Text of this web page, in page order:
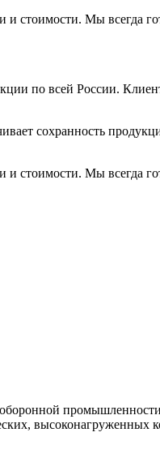
и стоимости. Мы всегда
по всей России.
сохранность
и стоимости. Мы всегда
высоконагруженных